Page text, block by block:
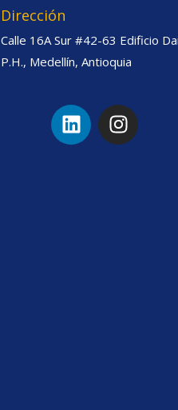
Dirección
Calle 16A Sur #42-63 Edificio
P.H., Medellín, Antioquia